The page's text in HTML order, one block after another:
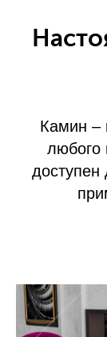
Камин –
любого
доступен